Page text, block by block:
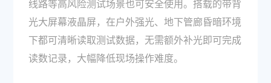
线路等高风险测试场景也可安全使用。搭载的带背
光大屏幕液晶屏，在户外强光、地下管廊昏暗环境
下都可清晰读取测试数据，无需额外补光即可完成
读数记录，大幅降低现场操作难度。